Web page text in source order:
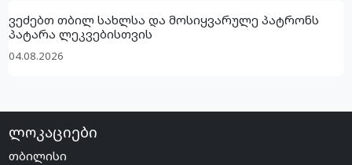
ვეძებთ თბილ სახლსა და მოსიყვარულე პატრონს
პატარა ლეკვებისთვის
04.08.2026
ლოკაციები
თბილისი